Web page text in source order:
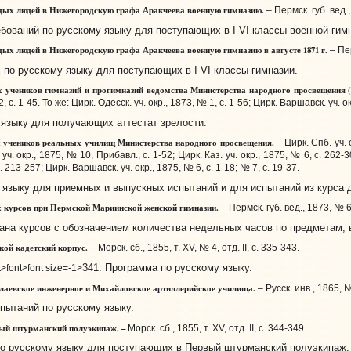
людей в Нижегородскую графа Аракчеева военную гимназию.– Пермск. губ.
по русскому языку для поступающих в I-VI классы военной
людей в Нижегородскую графа Аракчеева военную гимназию в августе 1871 г. –
русскому языку для поступающих в I-VI классы гимназии.
гимназий и прогимназий ведомства Министерства народного просвещения
с. 1-45. То же: Цирк. Одесск. уч. окр., 1873, № 1, с. 1-56; Цирк. Варшавск. уч.
для получающих аттестат зрелости.
реальных училищ Министерства народного просвещения.– Цирк. Спб. уч.
уч. окр., 1875, № 10, Прибавл., с. 1-52; Цирк. Каз. уч. окр., 1875, № 6, с.
213-257; Цирк. Варшавск. уч. окр., 1875, № 6, с. 1-18; № 7, с. 19-37.
для приемных и выпускных испытаний и для испытаний из курса
при Пермской Мариинской женской гимназии.– Пермск. губ. вед., 1873, №
курсов с обозначением количества недельных часов по предметам,
кадетский корпус.– Морск. сб., 1855, т. XV, № 4, отд. II, с. 335-343.
size=-1>341. Программа по русскому языку.
инженерное и Михайловское артиллерийское училища. – Русск. инв., 1865,
по русскому языку.
штурманский полуэкипаж. – Морск. сб., 1855, т. XV, отд. II, с. 344-349.
языку для поступающих в Первый штурманский полуэкипаж.